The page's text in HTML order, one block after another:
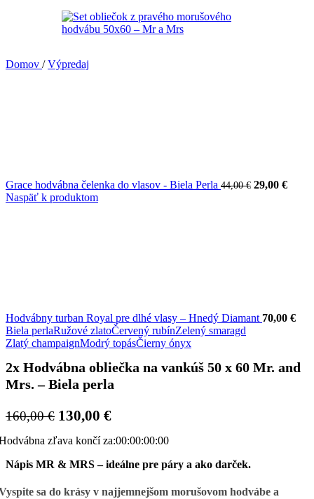
Domov / Výpredaj
Grace hodvábna čelenka do vlasov - Biela Perla 44,00€ Pôvodná
29,00 €
Naspäť k produktom
Hodvábny turban Royal pre dlhé vlasy – Hnedý Diamant 70,00 €
Biela perlaRužové zlatoČervený rubínZelený smaragd
Zlatý champaignModrý topásČierny ónyx
2x Hodvábna obliečka na vankúš 50 x 60 Mr. and
Mrs. – Biela perla
160,00€ Pôvodná
bola:
160,00 €.
130,00 €Aktuálna
je:
130,00 €.
zľava končí za:00:00:00:00
Nápis MR & MRS – ideálne pre páry a ako darček.
sa do krásy v najjemnejšom morušovom hodvábe a